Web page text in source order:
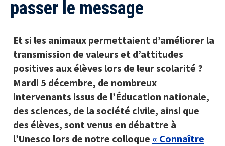
passer le message
Et si les animaux permettaient d’améliorer la
transmission de valeurs et d’attitudes
positives aux élèves lors de leur scolarité ?
Mardi 5 décembre, de nombreux
intervenants issus de l’Éducation nationale,
des sciences, de la société civile, ainsi que
des élèves, sont venus en débattre à
l’Unesco lors de notre colloque « Connaître